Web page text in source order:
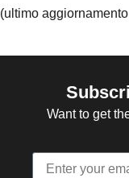
(ultimo
Want to get